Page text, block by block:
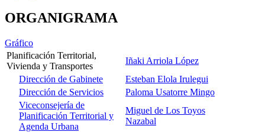
ORGANIGRAMA
Gráfico
Planificación Territorial,
Vivienda y Transportes
Iñaki Arriola López
Dirección de Gabinete
Esteban Elola Irulegui
Dirección de Servicios
Paloma Usatorre Mingo
Viceconsejería de
Planificación Territorial y
Agenda Urbana
Miguel de Los Toyos
Nazabal